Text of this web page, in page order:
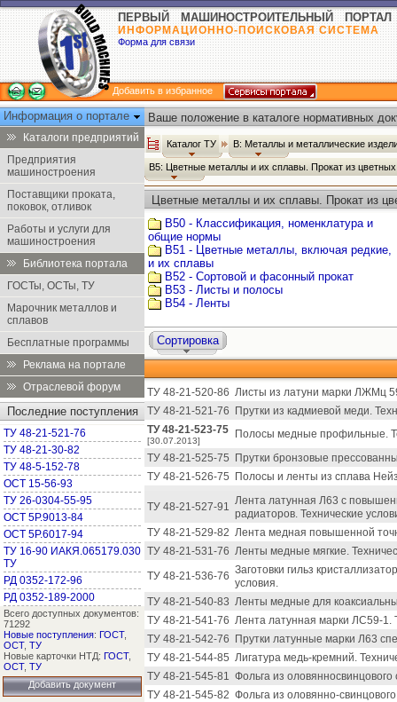
ПЕРВЫЙ МАШИНОСТРОИТЕЛЬНЫЙ ПОРТАЛ
ИНФОРМАЦИОННО-ПОИСКОВАЯ СИСТЕМА
Форма для связи
Добавить в избранное
Информация о портале
Каталоги предприятий
Предприятия
машиностроения
Поставщики проката,
поковок, отливок
Работы и услуги для
машиностроения
Библиотека портала
ГОСТы, ОСТы, ТУ
Марочник металлов и
сплавов
Бесплатные программы
Реклама на портале
Отраслевой форум
Последние поступления
ТУ 48-21-521-76
ТУ 48-21-30-82
ТУ 48-5-152-78
ОСТ 15-56-93
ТУ 26-0304-55-95
ОСТ 5Р.9013-84
ОСТ 5Р.6017-94
ТУ 16-90 ИАКЯ.065179.030
ТУ
РД 0352-172-96
РД 0352-189-2000
Всего доступных документов:
71292
Новые поступления: ГОСТ,
ОСТ, ТУ
Новые карточки НТД: ГОСТ,
ОСТ, ТУ
Добавить документ
Ваше положение в каталоге нормативных
Каталог ТУ В: Металлы и металлические
В5: Цветные металлы и их сплавы. Прокат из
Цветные металлы и их сплавы. Прокат из
В50 - Классификация, номенклатура и
общие нормы
В51 - Цветные металлы, включая редкие,
и их сплавы
В52 - Сортовой и фасонный прокат
В53 - Листы и полосы
В54 - Ленты
Сортировка
ТУ 48-21-520-86 Листы из латуни марки ЛЖМц
ТУ 48-21-521-76
Прутки из кадмиевой меди.
ТУ 48-21-523-75
[30.07.2013]
Полосы медные профильные.
ТУ 48-21-525-75
Прутки бронзовые
ТУ 48-21-526-75
Полосы и ленты из сплава
ТУ 48-21-527-91 Лента латунная Л63 с
радиаторов. Технические
ТУ 48-21-529-82 Лента медная повышенной
ТУ 48-21-531-76 Ленты медные мягкие.
ТУ 48-21-536-76 Заготовки гильз
условия.
ТУ 48-21-540-83 Ленты медные для
ТУ 48-21-541-76 Лента латунная марки ЛС59-1.
ТУ 48-21-542-76
Прутки латунные марки Л63
ТУ 48-21-544-85 Лигатура медь-кремний.
ТУ 48-21-545-81 Фольга из оловянносвинцового
ТУ 48-21-545-82 Фольга из оловянно-